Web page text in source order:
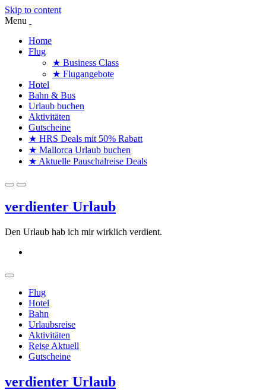
Skip to content
Menu
Home
Flug
★ Business Class
★ Flugangebote
Hotel
Bahn & Bus
Urlaub buchen
Aktivitäten
Gutscheine
★ HRS Deals mit 50% Rabatt
★ Mallorca Urlaub buchen
★ Aktuelle Pauschalreise Deals
verdienter Urlaub
Den Urlaub hab ich mir wirklich verdient.
Flug
Hotel
Bahn
Urlaubsreise
Aktivitäten
Reise Aktuell
Gutscheine
verdienter Urlaub